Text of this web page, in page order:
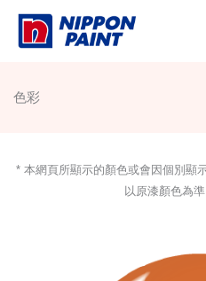
Skip
色彩
* 本網頁所顯示的顏色或會因個別顯
以原漆顏色為準